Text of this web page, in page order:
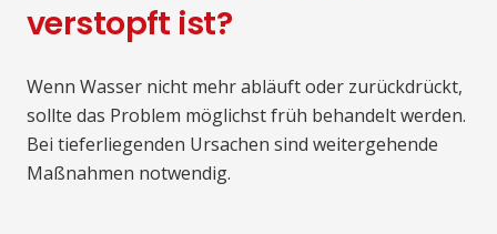
verstopft ist?
Wenn Wasser nicht mehr abläuft oder zurückdrückt,
sollte das Problem möglichst früh behandelt werden.
Bei tieferliegenden Ursachen sind weitergehende
Maßnahmen notwendig.